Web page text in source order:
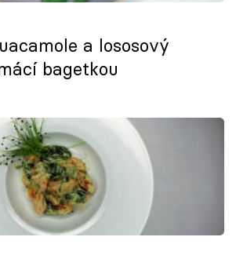
a lososový
bagetkou